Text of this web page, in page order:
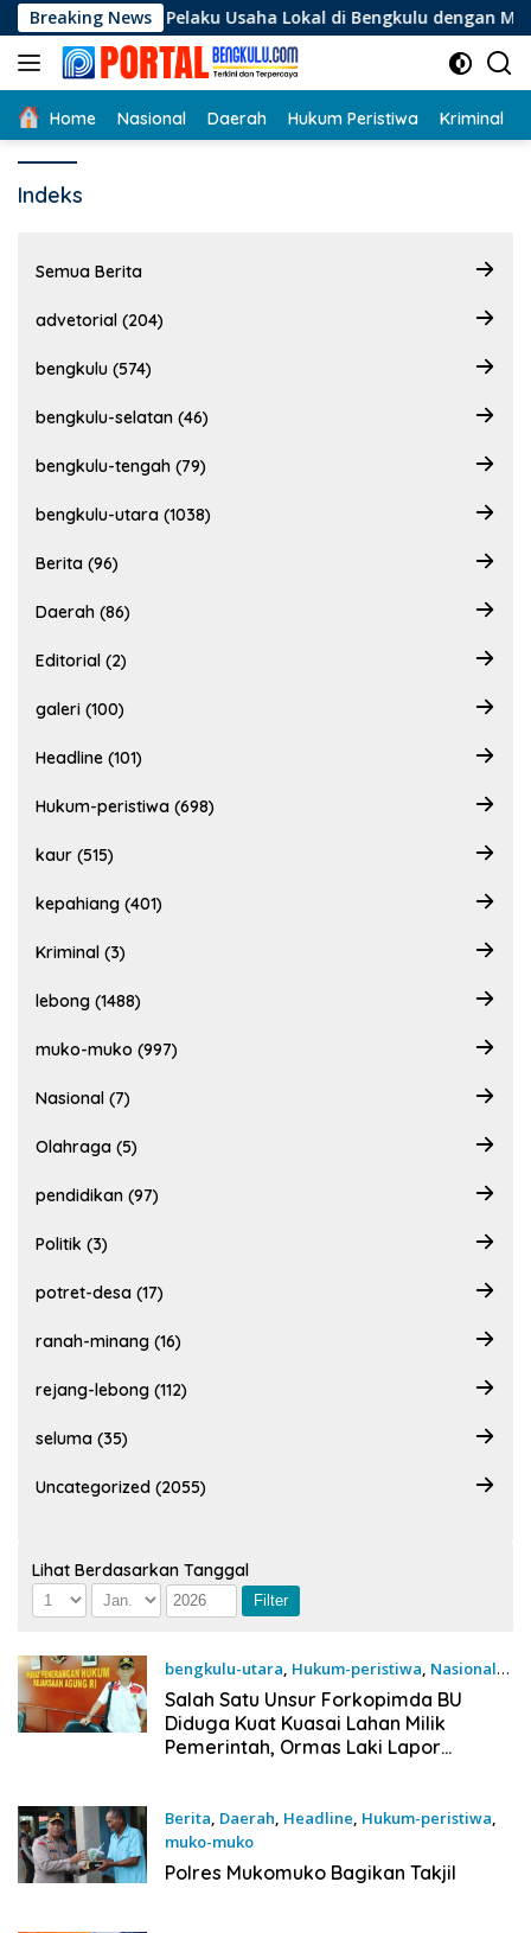
Langsung
ke
konten
Breaking News
Bagi Pelaku Usaha Lokal di Bengkulu dengan
Home Nasional Daerah Hukum Peristiwa Kriminal
Indeks
Semua Berita
advetorial (204)
bengkulu (574)
bengkulu-selatan (46)
bengkulu-tengah (79)
bengkulu-utara (1038)
Berita (96)
Daerah (86)
Editorial (2)
galeri (100)
Headline (101)
Hukum-peristiwa (698)
kaur (515)
kepahiang (401)
Kriminal (3)
lebong (1488)
muko-muko (997)
Nasional (7)
Olahraga (5)
pendidikan (97)
Politik (3)
potret-desa (17)
ranah-minang (16)
rejang-lebong (112)
seluma (35)
Uncategorized (2055)
Lihat Berdasarkan Tanggal
bengkulu-utara, Hukum-peristiwa, Nasional
6 Mei 2025
Salah Satu Unsur Forkopimda BU
Diduga Kuat Kuasai Lahan Milik
Pemerintah, Ormas Laki Lapor
Berita, Daerah, Headline, Hukum-peristiwa,
muko-muko
8 Maret 2025
Polres Mukomuko Bagikan Takjil